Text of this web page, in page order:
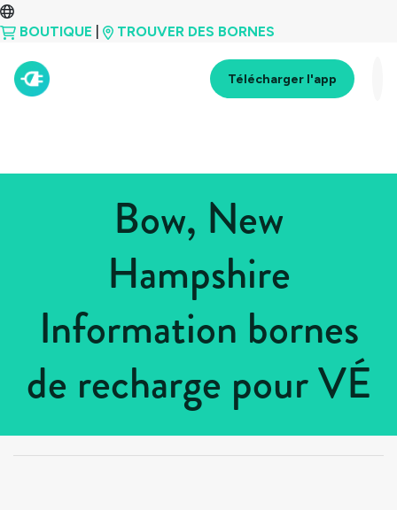
BOUTIQUE TROUVER DES BORNES
Télécharger l'app
Bow, New
Hampshire
Information bornes
de recharge pour VÉ
États-Unis > New Hampshire